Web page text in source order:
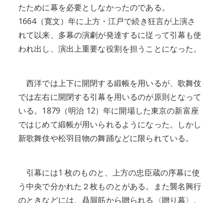
たために幕を必要としなかったのである。
1664（寛文）年に上方・江戸で続き狂言が上演さ
れて以来、多幕の演劇が発達するに従って引幕も使
われ出し、演出上重要な役割を担うことになった。
西洋では上下に開閉する緞帳を用いるが、歌舞伎
では左右に開閉する引幕を用いるのが原則となって
いる。1879（明治 12）年に開場した東京の新富座
ではじめて緞帳が用いられるようになった。しかし
新歌舞伎や松羽目物の舞踊などに限られている。
引幕には1 枚のものと、上方の忠臣蔵の序幕に使
う中央で分かれた２枚ものとがある。また襲名興行
のときなどには、贔屓筋から贈られる〈贈り幕〉、